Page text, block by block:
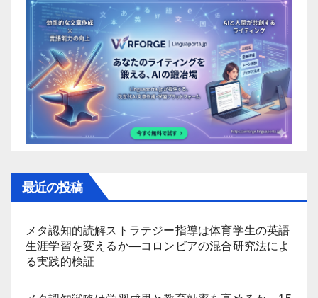
最近の投稿
メタ認知的読解ストラテジー指導は体育学生の英語
生涯学習を変えるか―コロンビアの混合研究法によ
る実践的検証